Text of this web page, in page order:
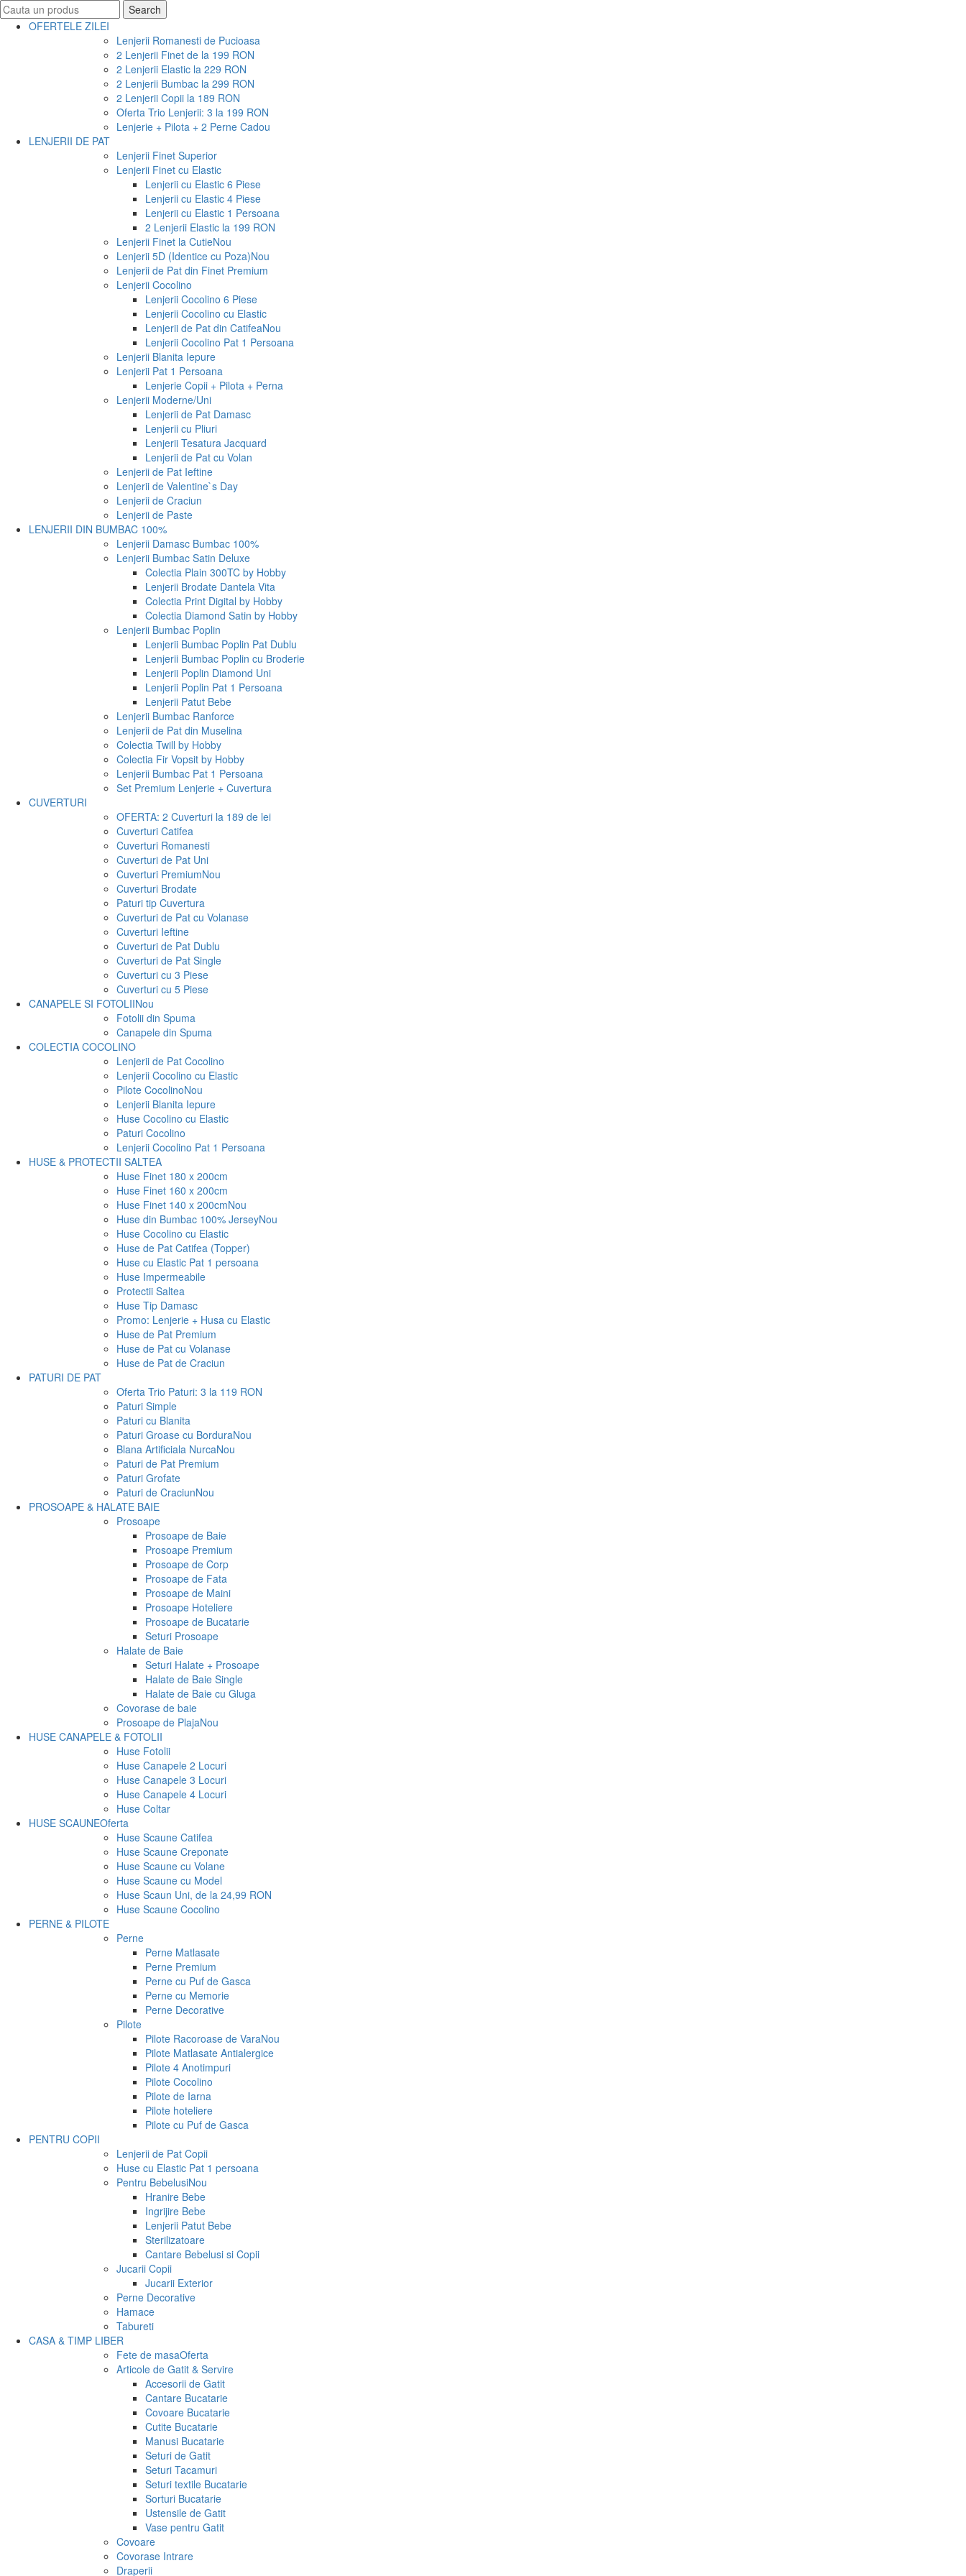
Search
for:
Search
OFERTELE ZILEI
Lenjerii Romanesti de Pucioasa
2 Lenjerii Finet de la 199 RON
2 Lenjerii Elastic la 229 RON
2 Lenjerii Bumbac la 299 RON
2 Lenjerii Copii la 189 RON
Oferta Trio Lenjerii: 3 la 199 RON
Lenjerie + Pilota + 2 Perne Cadou
LENJERII DE PAT
Lenjerii Finet Superior
Lenjerii Finet cu Elastic
Lenjerii cu Elastic 6 Piese
Lenjerii cu Elastic 4 Piese
Lenjerii cu Elastic 1 Persoana
2 Lenjerii Elastic la 199 RON
Lenjerii Finet la CutieNou
Lenjerii 5D (Identice cu Poza)Nou
Lenjerii de Pat din Finet Premium
Lenjerii Cocolino
Lenjerii Cocolino 6 Piese
Lenjerii Cocolino cu Elastic
Lenjerii de Pat din CatifeaNou
Lenjerii Cocolino Pat 1 Persoana
Lenjerii Blanita Iepure
Lenjerii Pat 1 Persoana
Lenjerie Copii + Pilota + Perna
Lenjerii Moderne/Uni
Lenjerii de Pat Damasc
Lenjerii cu Pliuri
Lenjerii Tesatura Jacquard
Lenjerii de Pat cu Volan
Lenjerii de Pat Ieftine
Lenjerii de Valentine`s Day
Lenjerii de Craciun
Lenjerii de Paste
LENJERII DIN BUMBAC 100%
Lenjerii Damasc Bumbac 100%
Lenjerii Bumbac Satin Deluxe
Colectia Plain 300TC by Hobby
Lenjerii Brodate Dantela Vita
Colectia Print Digital by Hobby
Colectia Diamond Satin by Hobby
Lenjerii Bumbac Poplin
Lenjerii Bumbac Poplin Pat Dublu
Lenjerii Bumbac Poplin cu Broderie
Lenjerii Poplin Diamond Uni
Lenjerii Poplin Pat 1 Persoana
Lenjerii Patut Bebe
Lenjerii Bumbac Ranforce
Lenjerii de Pat din Muselina
Colectia Twill by Hobby
Colectia Fir Vopsit by Hobby
Lenjerii Bumbac Pat 1 Persoana
Set Premium Lenjerie + Cuvertura
CUVERTURI
OFERTA: 2 Cuverturi la 189 de lei
Cuverturi Catifea
Cuverturi Romanesti
Cuverturi de Pat Uni
Cuverturi PremiumNou
Cuverturi Brodate
Paturi tip Cuvertura
Cuverturi de Pat cu Volanase
Cuverturi Ieftine
Cuverturi de Pat Dublu
Cuverturi de Pat Single
Cuverturi cu 3 Piese
Cuverturi cu 5 Piese
CANAPELE SI FOTOLIINou
Fotolii din Spuma
Canapele din Spuma
COLECTIA COCOLINO
Lenjerii de Pat Cocolino
Lenjerii Cocolino cu Elastic
Pilote CocolinoNou
Lenjerii Blanita Iepure
Huse Cocolino cu Elastic
Paturi Cocolino
Lenjerii Cocolino Pat 1 Persoana
HUSE & PROTECTII SALTEA
Huse Finet 180 x 200cm
Huse Finet 160 x 200cm
Huse Finet 140 x 200cmNou
Huse din Bumbac 100% JerseyNou
Huse Cocolino cu Elastic
Huse de Pat Catifea (Topper)
Huse cu Elastic Pat 1 persoana
Huse Impermeabile
Protectii Saltea
Huse Tip Damasc
Promo: Lenjerie + Husa cu Elastic
Huse de Pat Premium
Huse de Pat cu Volanase
Huse de Pat de Craciun
PATURI DE PAT
Oferta Trio Paturi: 3 la 119 RON
Paturi Simple
Paturi cu Blanita
Paturi Groase cu BorduraNou
Blana Artificiala NurcaNou
Paturi de Pat Premium
Paturi Grofate
Paturi de CraciunNou
PROSOAPE & HALATE BAIE
Prosoape
Prosoape de Baie
Prosoape Premium
Prosoape de Corp
Prosoape de Fata
Prosoape de Maini
Prosoape Hoteliere
Prosoape de Bucatarie
Seturi Prosoape
Halate de Baie
Seturi Halate + Prosoape
Halate de Baie Single
Halate de Baie cu Gluga
Covorase de baie
Prosoape de PlajaNou
HUSE CANAPELE & FOTOLII
Huse Fotolii
Huse Canapele 2 Locuri
Huse Canapele 3 Locuri
Huse Canapele 4 Locuri
Huse Coltar
HUSE SCAUNEOferta
Huse Scaune Catifea
Huse Scaune Creponate
Huse Scaune cu Volane
Huse Scaune cu Model
Huse Scaun Uni, de la 24,99 RON
Huse Scaune Cocolino
PERNE & PILOTE
Perne
Perne Matlasate
Perne Premium
Perne cu Puf de Gasca
Perne cu Memorie
Perne Decorative
Pilote
Pilote Racoroase de VaraNou
Pilote Matlasate Antialergice
Pilote 4 Anotimpuri
Pilote Cocolino
Pilote de Iarna
Pilote hoteliere
Pilote cu Puf de Gasca
PENTRU COPII
Lenjerii de Pat Copii
Huse cu Elastic Pat 1 persoana
Pentru BebelusiNou
Hranire Bebe
Ingrijire Bebe
Lenjerii Patut Bebe
Sterilizatoare
Cantare Bebelusi si Copii
Jucarii Copii
Jucarii Exterior
Perne Decorative
Hamace
Tabureti
CASA & TIMP LIBER
Fete de masaOferta
Articole de Gatit & Servire
Accesorii de Gatit
Cantare Bucatarie
Covoare Bucatarie
Cutite Bucatarie
Manusi Bucatarie
Seturi de Gatit
Seturi Tacamuri
Seturi textile Bucatarie
Sorturi Bucatarie
Ustensile de Gatit
Vase pentru Gatit
Covoare
Covorase Intrare
Draperii